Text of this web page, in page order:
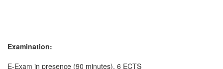
Examination:
E-Exam in presence (90 minutes), 6 ECTS